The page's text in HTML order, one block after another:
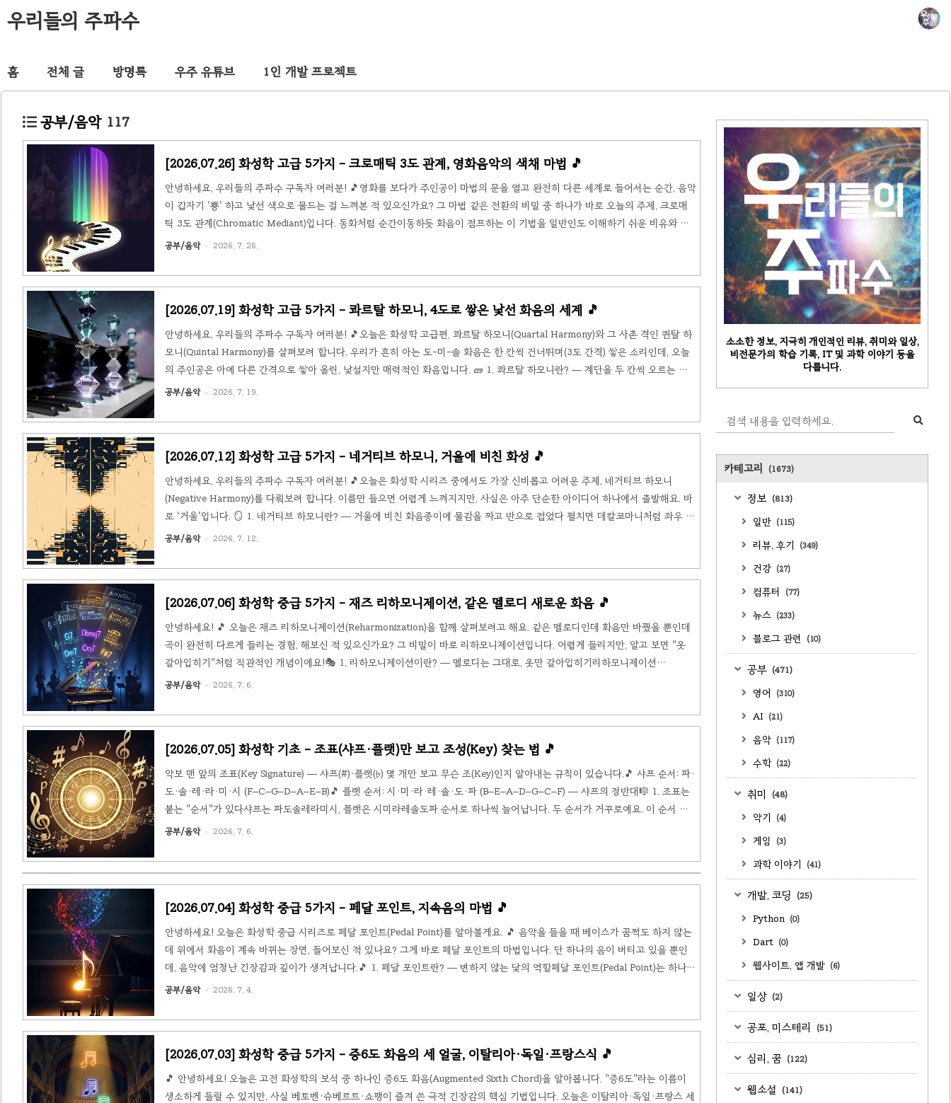
우리들의 주파수
홈 전체 글 방명록 우주 유튜브 1인 개발 프로젝트
소소한 정보, 지극히 개인적인 리뷰, 취미와 일상,
비전문가의 학습 기록, IT 및 과학 이야기 등을
다룹니다.
카테고리 (1673)
정보 (813)
일반 (115)
리뷰, 후기 (349)
건강 (27)
컴퓨터 (77)
뉴스 (233)
블로그 관련 (10)
공부 (471)
영어 (310)
AI (21)
음악 (117)
수학 (22)
취미 (48)
악기 (4)
게임 (3)
과학 이야기 (41)
개발, 코딩 (25)
Python (0)
Dart (0)
웹사이트, 앱 개발 (6)
일상 (2)
공포, 미스테리 (51)
심리, 꿈 (122)
웹소설 (141)
공부/음악 117
[2026.07.26] 화성학 고급 5가지 - 크로매틱 3도 관계, 영화음악의 색채 마법 🎵
안녕하세요, 우리들의 주파수 구독자 여러분! 🎵영화를 보다가 주인공이 마법의 문을 열고 완전히 다른 세계로 들어서는 순간, 음악
이 갑자기 '뿅' 하고 낯선 색으로 물드는 걸 느껴본 적 있으신가요? 그 마법 같은 전환의 비밀 중 하나가 바로 오늘의 주제, 크로매
틱 3도 관계(Chromatic Mediant)입니다. 동화처럼 순간이동하듯 화음이 점프하는 이 기법을 일반인도 이해하기 쉬운 비유와 실
제 영화·팝 음악 예시로 풀어드릴게요. 🚪 1. 크로매틱 3도 관계란? — 계단이 아니라 순간이동보통 화음이 이동할 때는 다이어토
Em(iii)으로 가는 식이죠. 이건 한 건물 ..
공부/음악 2026. 7. 26.
[2026.07.19] 화성학 고급 5가지 - 콰르탈 하모니, 4도로 쌓은 낯선 화음의 세계 🎵
안녕하세요, 우리들의 주파수 구독자 여러분! 🎵오늘은 화성학 고급편, 콰르탈 하모니(Quartal Harmony)와 그 사촌 격인 퀸탈 하
모니(Quintal Harmony)를 살펴보려 합니다. 우리가 흔히 아는 도-미-솔 화음은 한 칸씩 건너뛰며(3도 간격) 쌓은 소리인데, 오늘
의 주인공은 아예 다른 간격으로 쌓아 올린, 낯설지만 매력적인 화음입니다. 🧱 1. 콰르탈 하모니란? — 계단을 두 칸씩 오르는 화
음보통의 화음은 계단을 한 칸씩(3도씩) 오르듯 도-미-솔로 쌓입니다. 그런데 콰르탈 하모니는 이 계단을 두 칸씩(완전4도씩) 성큼
워집니다. 3도 간격이 만드는 '밝다/어둡다..
공부/음악 2026. 7. 19.
[2026.07.12] 화성학 고급 5가지 - 네거티브 하모니, 거울에 비친 화성 🎵
안녕하세요, 우리들의 주파수 구독자 여러분! 🎵오늘은 화성학 시리즈 중에서도 가장 신비롭고 어려운 주제, 네거티브 하모니
(Negative Harmony)를 다뤄보려 합니다. 이름만 들으면 어렵게 느껴지지만, 사실은 아주 단순한 아이디어 하나에서 출발해요. 바
로 '거울'입니다. 🪞 1. 네거티브 하모니란? — 거울에 비친 화음종이에 물감을 짜고 반으로 접었다 펼치면 데칼코마니처럼 좌우 대
칭 무늬가 생기죠? 네거티브 하모니는 음악에서 바로 그 데칼코마니를 하는 것과 같아요. 멜로디나 화성 진행을 하나의 '거울선
악이론가 에른스트 레비(Ernst Levy)가 20세기 중반 처음 체..
공부/음악 2026. 7. 12.
[2026.07.06] 화성학 중급 5가지 - 재즈 리하모니제이션, 같은 멜로디 새로운 화음 🎵
안녕하세요! 🎵 오늘은 재즈 리하모니제이션(Reharmonization)을 함께 살펴보려고 해요. 같은 멜로디인데 화음만 바꿨을 뿐인데
곡이 완전히 다르게 들리는 경험, 해보신 적 있으신가요? 그 비밀이 바로 리하모니제이션입니다. 어렵게 들리지만, 알고 보면 "옷
갈아입히기"처럼 직관적인 개념이에요!🎭 1. 리하모니제이션이란? — 멜로디는 그대로, 옷만 갈아입히기리하모니제이션
(Reharmonization)은 말 그대로 이미 있는 멜로디에 다른 화음을 입히는 것입니다.쉽게 말해, 같은 배우가 다른 의상을 입는 것과
C-C-G-G-A-A-G 같은 단순한 화음이지만, 재즈 리하모..
공부/음악 2026. 7. 6.
[2026.07.05] 화성학 기초 - 조표(샤프·플랫)만 보고 조성(Key) 찾는 법 🎵
악보 맨 앞의 조표(Key Signature) — 샤프(#)·플랫(♭) 몇 개만 보고 무슨 조(Key)인지 알아내는 규칙이 있습니다.🎵 샤프 순서: 파·
도·솔·레·라·미·시 (F–C–G–D–A–E–B)🎵 플랫 순서: 시·미·라·레·솔·도·파 (B–E–A–D–G–C–F) — 샤프의 정반대🎼 1. 조표는
붙는 "순서"가 있다샤프는 파도솔레라미시, 플랫은 시미라레솔도파 순서로 하나씩 늘어납니다. 두 순서가 거꾸로예요. 이 순서 자
체가 "5도권"에서 나옵니다.🎯 2. 샤프(#) — "마지막 샤프의 반음 위"맨 오른쪽 샤프의 반음 위가 으뜸음. 즉 마지막 샤프 = 그 조
공부/음악 2026. 7. 6.
[2026.07.04] 화성학 중급 5가지 - 페달 포인트, 지속음의 마법 🎵
안녕하세요! 오늘은 화성학 중급 시리즈로 페달 포인트(Pedal Point)를 알아볼게요. 🎵 음악을 들을 때 베이스가 꿈쩍도 하지 않는
데 위에서 화음이 계속 바뀌는 장면, 들어보신 적 있나요? 그게 바로 페달 포인트의 마법입니다. 단 하나의 음이 버티고 있을 뿐인
데, 음악에 엄청난 긴장감과 깊이가 생겨납니다.🎵 1. 페달 포인트란? — 변하지 않는 닻의 역할페달 포인트(Pedal Point)는 하나의
음을 길게 지속하거나 반복하면서, 그 위에 다른 화음들이 계속 변화하는 화성 기법입니다. 주로 베이스(저음)에서 등장하기 때문에
그 자리에 고정되죠. 페달 포인트는 음악의..
공부/음악 2026. 7. 4.
[2026.07.03] 화성학 중급 5가지 - 증6도 화음의 세 얼굴, 이탈리아·독일·프랑스식 🎵
🎵 안녕하세요! 오늘은 고전 화성학의 보석 중 하나인 증6도 화음(Augmented Sixth Chord)을 알아봅니다. "증6도"라는 이름이
생소하게 들릴 수 있지만, 사실 베토벤·슈베르트·쇼팽이 즐겨 쓴 극적 긴장감의 핵심 기법입니다. 오늘은 이탈리아·독일·프랑스 세